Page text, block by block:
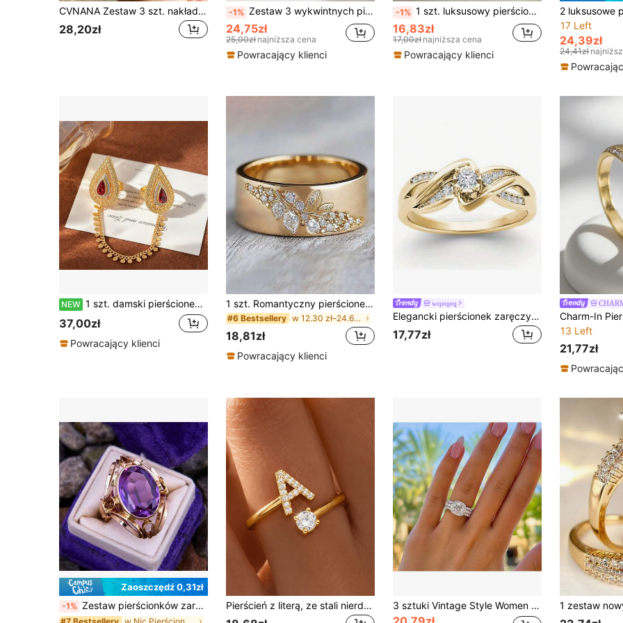
CVNANA Zestaw 3 szt. nakładanych pierścionków dla kobiet w kolorze złotym z miedzi z owalnymi cyrkoniami, biżuteria damska, obrączka ślubna, idealny na ślub, zaręczyny i jako prezent na Walentynki
28,20zł
-1% Zestaw 3 wykwintnych pierścionków z cyrkoniami, damska biżuteria ślubna, zaręczynowa i rocznicowa, prezent na Walentynki
24,75zł
25,00zł najniższa cena
Powracający klienci
-1% 1 szt. luksusowy pierścionek z cyrkonią sześcienną, odpowiedni dla kobiet, idealny na śluby, zaręczyny, rocznice, prezenty na Walentynki
16,83zł
17,00zł najniższa cena
Powracający klienci
17 Left
24,39zł
24,41zł
NEW 1 szt. damski pierścionek na dwa palce w stylu vintage arabskim z motywem kropli wody, łańcuszkiem z monetą i frędzlami oraz cyrkoniami, idealny na co dzień, na imprezę, ślub i jako prezent na Ramadan
37,00zł
Powracający klienci
1 szt. Romantyczny pierścionek z cyrkonii sześciennej, odpowiedni na ślub, zaręczyny, rocznicę, imprezę, walentynki i inne okazje
#6 Bestsellery w 12.30 zł–24.60 zł cyrkonia Pierścionki damskie
18,81zł
Powracający klienci
wqeqeq
Elegancki pierścionek zaręczynowy, pozłacany 18-karatowym złotem, lśniący pierścionek zaręczynowy/ślubny z cyrkonii, luksusowa biżuteria, wykwintny prezent dla niej lub na walentynki
17,77zł
13 Left
21,77zł
Zaoszczędź 0,31zł
-1% Zestaw pierścionków zaręczynowych/ślubnych z kryształu fioletowego 18K pozłacany, luksusowy, piękny i elegancki dodatek do biżuterii do codziennego noszenia i na imprezy Pierścień z literą, ze stali nierdzewnej platerowanej 18-karatowym złotem, wykwintny, minimalistyczny pierścionek, odpowiedni do codziennego noszenia przez kobiety, na wakacje na plaży, prezent dla przyjaciółek, dziewczyny, na Dzień Matki, urodziny 3 sztuki Vintage Style Women Princess Cut Square Stone Stacking Promise Ring Set, syntetyczne kamienie, odpowiednie do codziennego noszenia i na wesela, idealny prezent na Walentynki, mama, matka, dzień matki, prezent